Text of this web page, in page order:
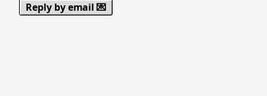
Reply by email 💌